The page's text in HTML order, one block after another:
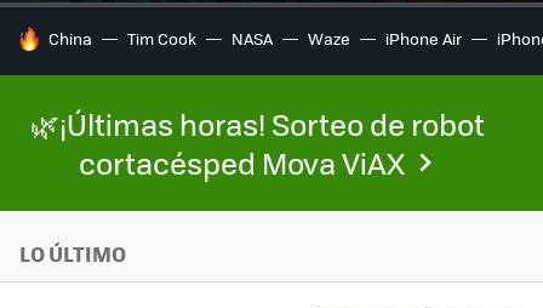
HOY SE HABLA DE
China Tim Cook NASA Waze iPhone Air
🌿¡Últimas horas! Sorteo de robot
cortacésped Mova ViAX
LO ÚLTIMO